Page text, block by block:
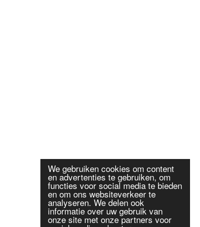
We gebruiken cookies om content
en advertenties te gebruiken, om
functies voor social media te bieden
en om ons websiteverkeer te
analyseren. We delen ook
informatie over uw gebruik van
onze site met onze partners voor